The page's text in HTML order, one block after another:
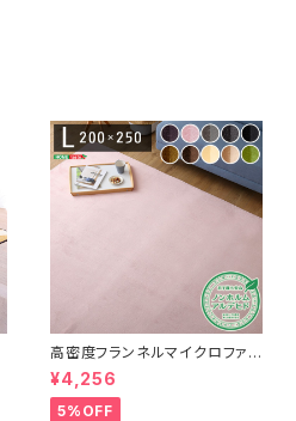
高密度フランネルマイクロファイ
バー・ラグマットLサイズ（200×2
50cm）洗えるラグマット｜ナル
トレア
¥4,256
5%OFF